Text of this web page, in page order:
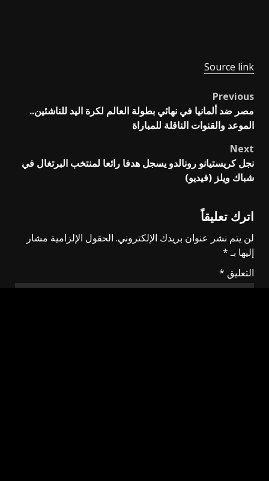
Source link
Post
navigation
Previous
مصر ضد ألمانيا في نهائي بطولة العالم لكرة اليد للناشئين..
الموعد والقنوات الناقلة للمباراة
Next
نجل كريستيانو رونالدو يسجل هدفا رائعا لمنتخب البرتغال في
شباك ويلز (فيديو)
اترك تعليقاً
لن يتم نشر عنوان بريدك الإلكتروني. الحقول الإلزامية مشار
إليها بـ*
التعليق *